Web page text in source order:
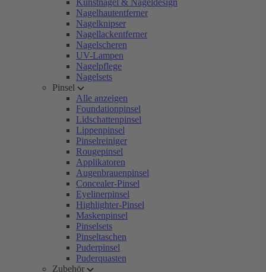
Kunstnägel & Nageldesign
Nagelhautentferner
Nagelknipser
Nagellackentferner
Nagelscheren
UV-Lampen
Nagelpflege
Nagelsets
Pinsel
Alle anzeigen
Foundationpinsel
Lidschattenpinsel
Lippenpinsel
Pinselreiniger
Rougepinsel
Applikatoren
Augenbrauenpinsel
Concealer-Pinsel
Eyelinerpinsel
Highlighter-Pinsel
Maskenpinsel
Pinselsets
Pinseltaschen
Puderpinsel
Puderquasten
Zubehör